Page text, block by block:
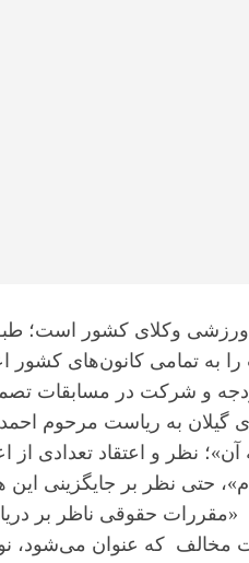
مسابقات ورزشی وکلای کشور
به تمامی کانون‌های کشور
و شرکت در مسابقات
گیلان به ریاست مرحوم
آن»؛ نظر و اعتقاد تعدادی
حتی نظر بر جایگزینی این
حقوقی ناظر بر
مخالف که عنوان می‌شود،